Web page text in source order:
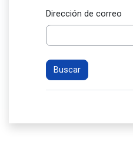
Dirección de correo